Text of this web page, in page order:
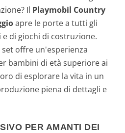
Il Playmobil Country
apre le porte a tutti gli
di giochi di costruzione.
offre un'esperienza
bambini di età superiore ai
di esplorare la vita in un
piena di dettagli e
PER AMANTI DEI